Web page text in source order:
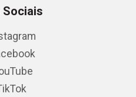
Sociais